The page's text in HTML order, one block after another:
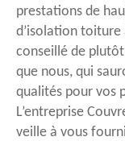
prestations de
d’isolation toiture
conseillé de
que nous, qui
qualités pour vos
L’entreprise
veille à vous